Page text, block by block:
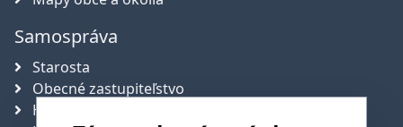
Samospráva
Starosta
Obecné zastupiteľstvo
Hlavný kontrolór obce